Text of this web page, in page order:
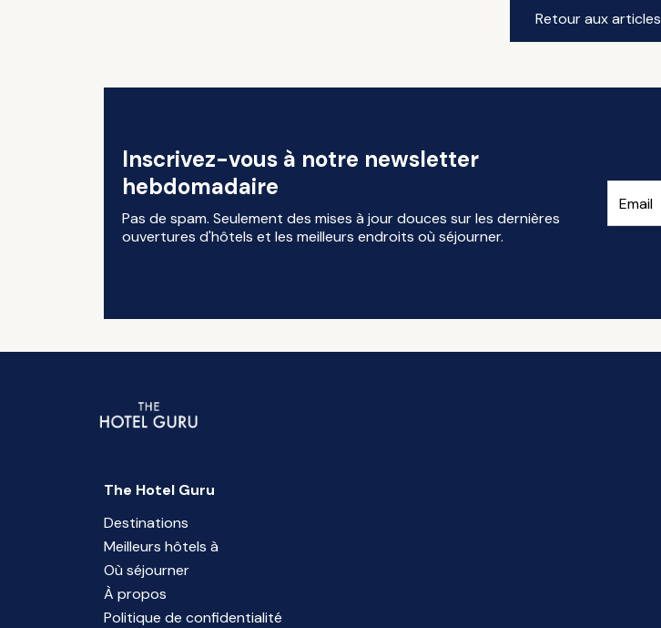
Retour aux articles
Inscrivez-vous à notre newsletter
hebdomadaire
Pas de spam. Seulement des mises à jour douces sur les dernières
ouvertures d'hôtels et les meilleurs endroits où séjourner.
The Hotel Guru
Destinations
Meilleurs hôtels à
Où séjourner
À propos
Politique de confidentialité